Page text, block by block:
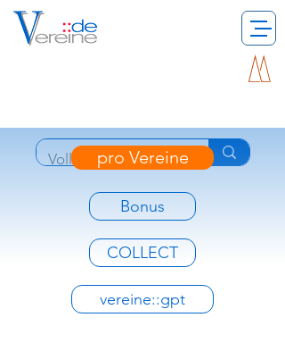
pro Vereine
Bonus
COLLECT
vereine::gpt